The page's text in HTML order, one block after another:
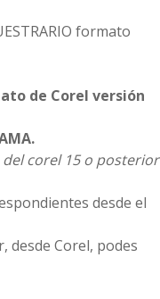
formato
de Corel versión
corel 15 o posterior
desde el
desde Corel, podes